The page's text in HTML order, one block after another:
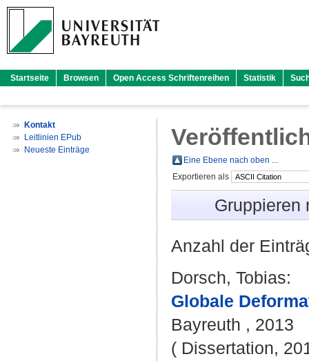
Startseite Browsen Open Access Schriftenreihen Statistik
Kontakt
Leitlinien EPub
Neueste Einträge
Eine Ebene nach oben ...
Exportieren als
Anzahl der
Dorsch, Tobias:
Globale
Bayreuth , 2013
( Dissertation,